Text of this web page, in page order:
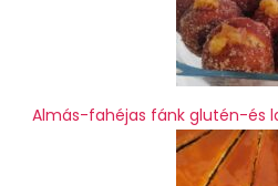
Almás-fahéjas fánk glutén-és